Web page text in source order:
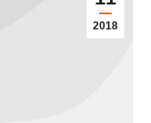
2018